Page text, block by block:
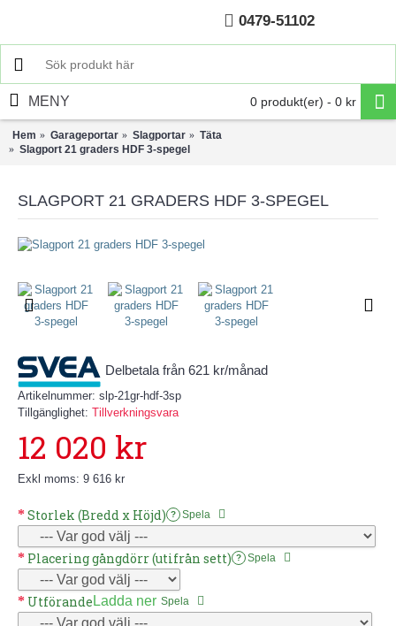
0479-51102
0 produkt(er) - 0 kr
MENY
Hem Garageportar Slagportar
Täta
Slagport 21 graders HDF 3-spegel
SLAGPORT 21 GRADERS HDF 3-SPEGEL
Delbetala från 621 kr/månad
Artikelnummer: slp-21gr-hdf-3sp
Tillgänglighet: Tillverkningsvara
12 020 kr
Exkl moms: 9 616 kr
Storlek (Bredd x Höjd) ? Spela
Placering gångdörr (utifrån sett) ? Spela
Utförande Ladda ner Spela